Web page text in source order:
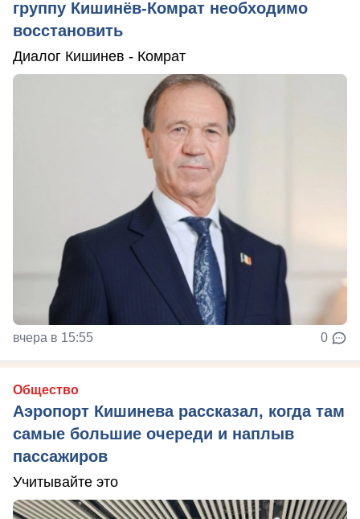
группу Кишинёв-Комрат необходимо
восстановить
Диалог Кишинев - Комрат
вчера в 15:55 0
Общество
Аэропорт Кишинева рассказал, когда там
самые большие очереди и наплыв
пассажиров
Учитывайте это